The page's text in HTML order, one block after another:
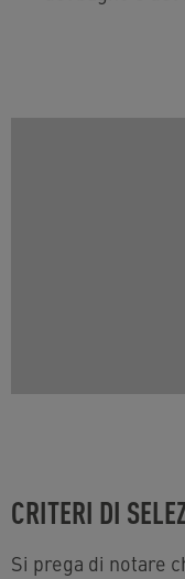
CRITERI DI
Si prega di notare